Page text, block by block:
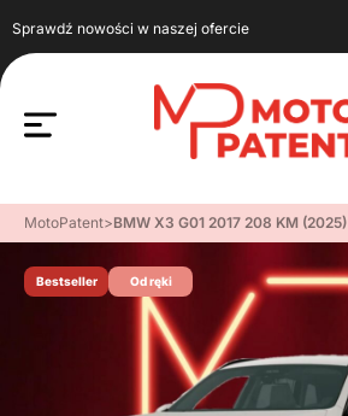
Sprawdź nowości w naszej ofercie
MotoPatent>BMW X3 G01 2017 208 KM (2025)
Bestseller Od ręki